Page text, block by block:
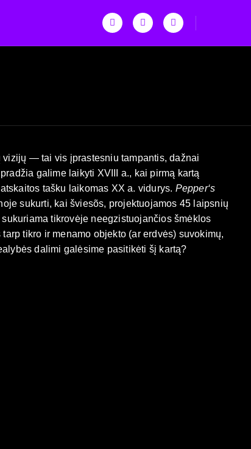
— tai vis įprastesniu tampantis, dažnai
galime laikyti XVIII a., kai pirmą kartą
tašku laikomas XX a. vidurys. Pepper‘s
sukurti, kai šviesõs, projektuojamos 45 laipsnių
tikrovėje neegzistuojančios šmėklos
tikro ir menamo objekto (ar erdvės) suvokimų,
dalimi galėsime pasitikėti šį kartą?